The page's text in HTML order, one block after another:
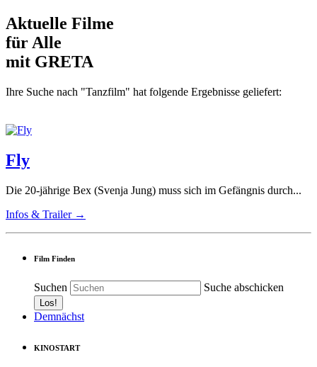
Aktuelle Filme
für Alle
mit GRETA
Ihre Suche nach "Tanzfilm" hat folgende Ergebnisse geliefert:
Fly
Die 20-jährige Bex (Svenja Jung) muss sich im Gefängnis durch...
Infos & Trailer →
Film Finden
Suchen Suche abschicken
Demnächst
KINOSTART